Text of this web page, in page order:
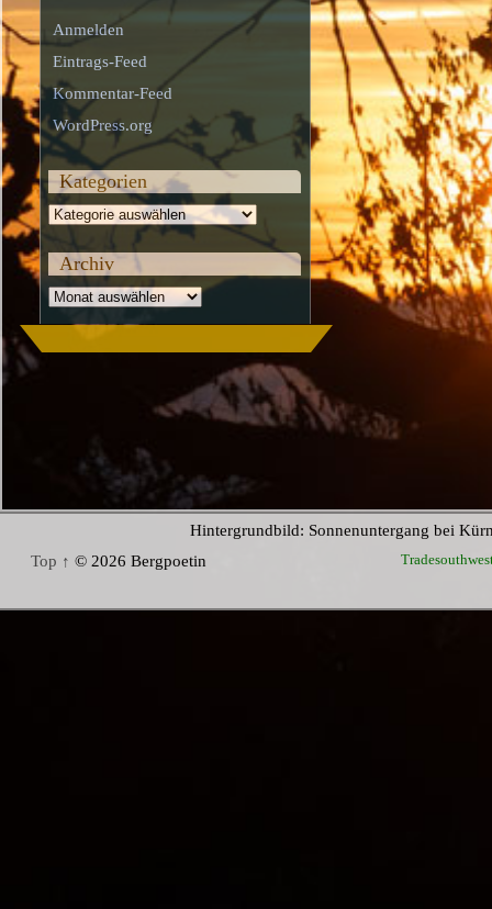
Anmelden
Eintrags-Feed
Kommentar-Feed
WordPress.org
Kategorien
Kategorien
Archiv
Archiv
Hintergrundbild: Sonnenuntergang bei
Top ↑ © 2026 Bergpoetin